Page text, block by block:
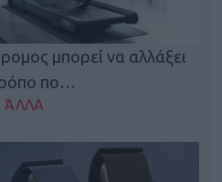
μπορεί να αλλάξει
πο…
ΆΛΛΑ